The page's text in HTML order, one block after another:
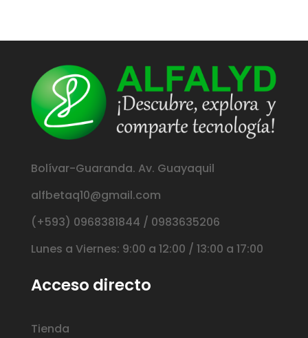
Bolívar-Guaranda. Av. Guayaquil
alfbetaq10@gmail.com
(+593) 0968381844 / 0983635206
Lunes a Viernes: 9:00 a 12:00 / 13:00 a 17:00
Acceso directo
Tienda